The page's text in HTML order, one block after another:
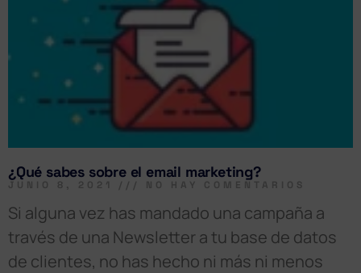
¿Qué sabes sobre el email marketing?
JUNIO 8, 2021 NO HAY COMENTARIOS
Si alguna vez has mandado una campaña a
través de una Newsletter a tu base de datos
de clientes, no has hecho ni más ni menos